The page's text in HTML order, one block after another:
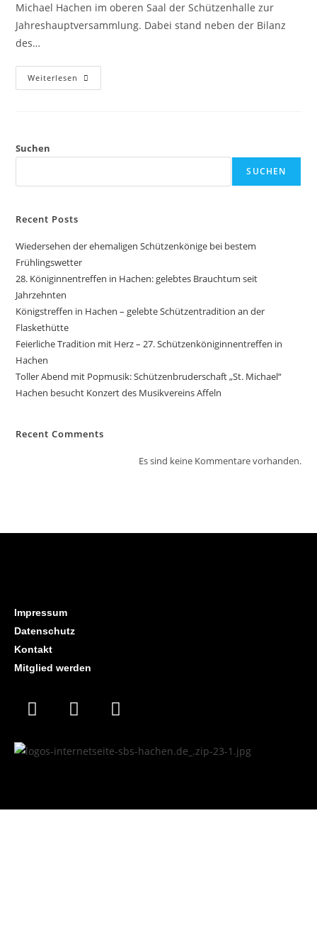
Michael Hachen im oberen Saal der Schützenhalle zur
Jahreshauptversammlung. Dabei stand neben der Bilanz
des…
Weiterlesen
Suchen
SUCHEN
Recent Posts
Wiedersehen der ehemaligen Schützenkönige bei bestem
Frühlingswetter
28. Königinnentreffen in Hachen: gelebtes Brauchtum seit
Jahrzehnten
Königstreffen in Hachen – gelebte Schützentradition an der
Flaskethütte
Feierliche Tradition mit Herz – 27. Schützenköniginnentreffen in
Hachen
Toller Abend mit Popmusik: Schützenbruderschaft „St. Michael“
Hachen besucht Konzert des Musikvereins Affeln
Recent Comments
Es sind keine Kommentare vorhanden.
Impressum
Datenschutz
Kontakt
Mitglied werden